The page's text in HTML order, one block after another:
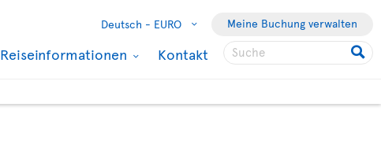
Deutsch - EURO Meine Buchung verwalten
Reiseinformationen Kontakt